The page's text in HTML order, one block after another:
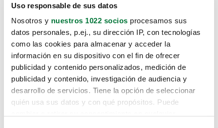
Uso responsable de sus datos
Nosotros y nuestros 1022 socios procesamos sus
datos personales, p.ej., su dirección IP, con tecnologías
como las cookies para almacenar y acceder la
información en su dispositivo con el fin de ofrecer
publicidad y contenido personalizados, medición de
publicidad y contenido, investigación de audiencia y
desarrollo de servicios. Tiene la opción de seleccionar
quién usa sus datos y con qué propósitos. Puede
Lo sentimos, no sabemos como
te hemos traido hasta aquí.
Pero puedes encontrar el coche que estás
buscando en alguno de estos enlaces: